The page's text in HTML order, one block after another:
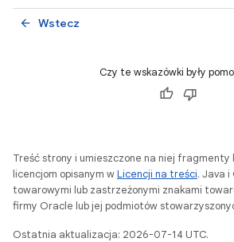
Wstecz
arrow_back
Czy te wskazówki były
Treść strony i umieszczone na niej fragmenty
licencjom opisanym wLicencji na treści. Java i
towarowymi lub zastrzeżonymi znakami
firmy Oracle lub jej podmiotów
Ostatnia aktualizacja: 2026-07-14 UTC.